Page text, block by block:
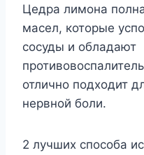
Цедра лимона
масел, которые
сосуды и обладают
отлично подходит
нервной боли.
2 лучших способа